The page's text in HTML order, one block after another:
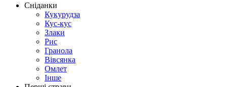
Сніданки
Кукурудза
Кус-кус
Злаки
Рис
Гранола
Вівсянка
Омлет
Інше